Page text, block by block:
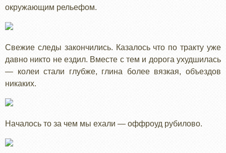
окружающим рельефом.
Свежие следы закончились. Казалось что по тракту уже
давно никто не ездил. Вместе с тем и дорога ухудшилась
— колеи стали глубже, глина более вязкая, объездов
никаких.
Началось то за чем мы ехали — оффроуд рубилово.